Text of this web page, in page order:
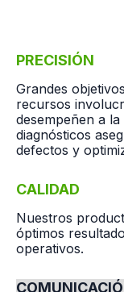
PRECISIÓN
Grandes
recursos
desempeñen a
diagnósticos
defectos y
CALIDAD
Nuestros
óptimos
operativos.